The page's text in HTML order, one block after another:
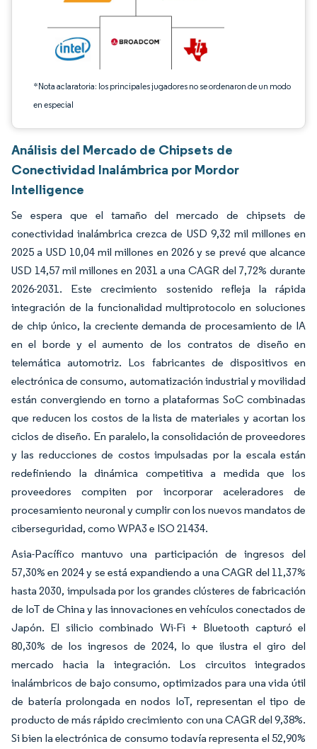
*Nota aclaratoria: los principales jugadores no se ordenaron de un modo
en especial
Análisis del Mercado de Chipsets de
Conectividad Inalámbrica por Mordor
Intelligence
Se espera que el tamaño del mercado de chipsets de
conectividad inalámbrica crezca de USD 9,32 mil millones en
2025 a USD 10,04 mil millones en 2026 y se prevé que alcance
USD 14,57 mil millones en 2031 a una CAGR del 7,72% durante
2026-2031. Este crecimiento sostenido refleja la rápida
integración de la funcionalidad multiprotocolo en soluciones
de chip único, la creciente demanda de procesamiento de IA
en el borde y el aumento de los contratos de diseño en
telemática automotriz. Los fabricantes de dispositivos en
electrónica de consumo, automatización industrial y movilidad
están convergiendo en torno a plataformas SoC combinadas
que reducen los costos de la lista de materiales y acortan los
ciclos de diseño. En paralelo, la consolidación de proveedores
y las reducciones de costos impulsadas por la escala están
redefiniendo la dinámica competitiva a medida que los
proveedores compiten por incorporar aceleradores de
procesamiento neuronal y cumplir con los nuevos mandatos de
ciberseguridad, como WPA3 e ISO 21434.
Asia-Pacífico mantuvo una participación de ingresos del
57,30% en 2024 y se está expandiendo a una CAGR del 11,37%
hasta 2030, impulsada por los grandes clústeres de fabricación
de IoT de China y las innovaciones en vehículos conectados de
Japón. El silicio combinado Wi-Fi + Bluetooth capturó el
80,30% de los ingresos de 2024, lo que ilustra el giro del
mercado hacia la integración. Los circuitos integrados
inalámbricos de bajo consumo, optimizados para una vida útil
de batería prolongada en nodos IoT, representan el tipo de
producto de más rápido crecimiento con una CAGR del 9,38%.
Si bien la electrónica de consumo todavía representa el 52,90%